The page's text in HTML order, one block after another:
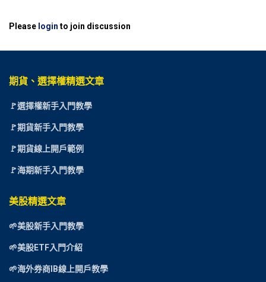
Please login to join discussion
期貨、選擇權精選文章
🚩選擇權新手入門教學
🚩期貨新手入門教學
🚩期貨線上開戶範例
🚩海期新手入門教學
美股精選文章
🌱美股新手入門教學
🌱美股ETF入門介紹
🌱海外券商IB線上開戶教學